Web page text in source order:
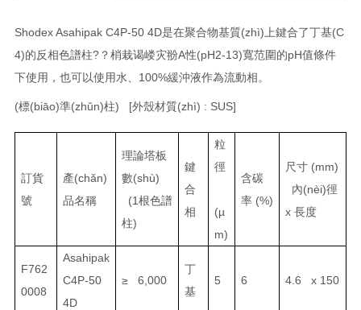
Shodex Asahipak C4P-50 4D是在聚合物基質(zhì)上鍵合了丁基(C
4)的反相色譜柱?？梢栽谒嵝灾翂A性(pH2-13)寬范圍的pH值條件
下使用，也可以使用水、 100%緩沖液作為流動相。
(標(biāo)準(zhǔn)柱) [外殼材質(zhì) : SUS]
訂貨
號
產(chǎn)
品名稱
理論塔板
數(shù)
(1根色譜
柱)
鍵
合
相
粒
徑
(µ
m)
含碳
率(%)
尺寸(mm)
內(nèi)徑
x 長度
F762
0008
Asahipak
C4P-50
4D
≥ 6,000
丁
基
5 6 4.6 x 150